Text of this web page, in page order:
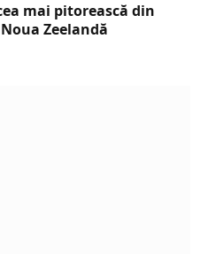
mai pitorească din
Zeelandă